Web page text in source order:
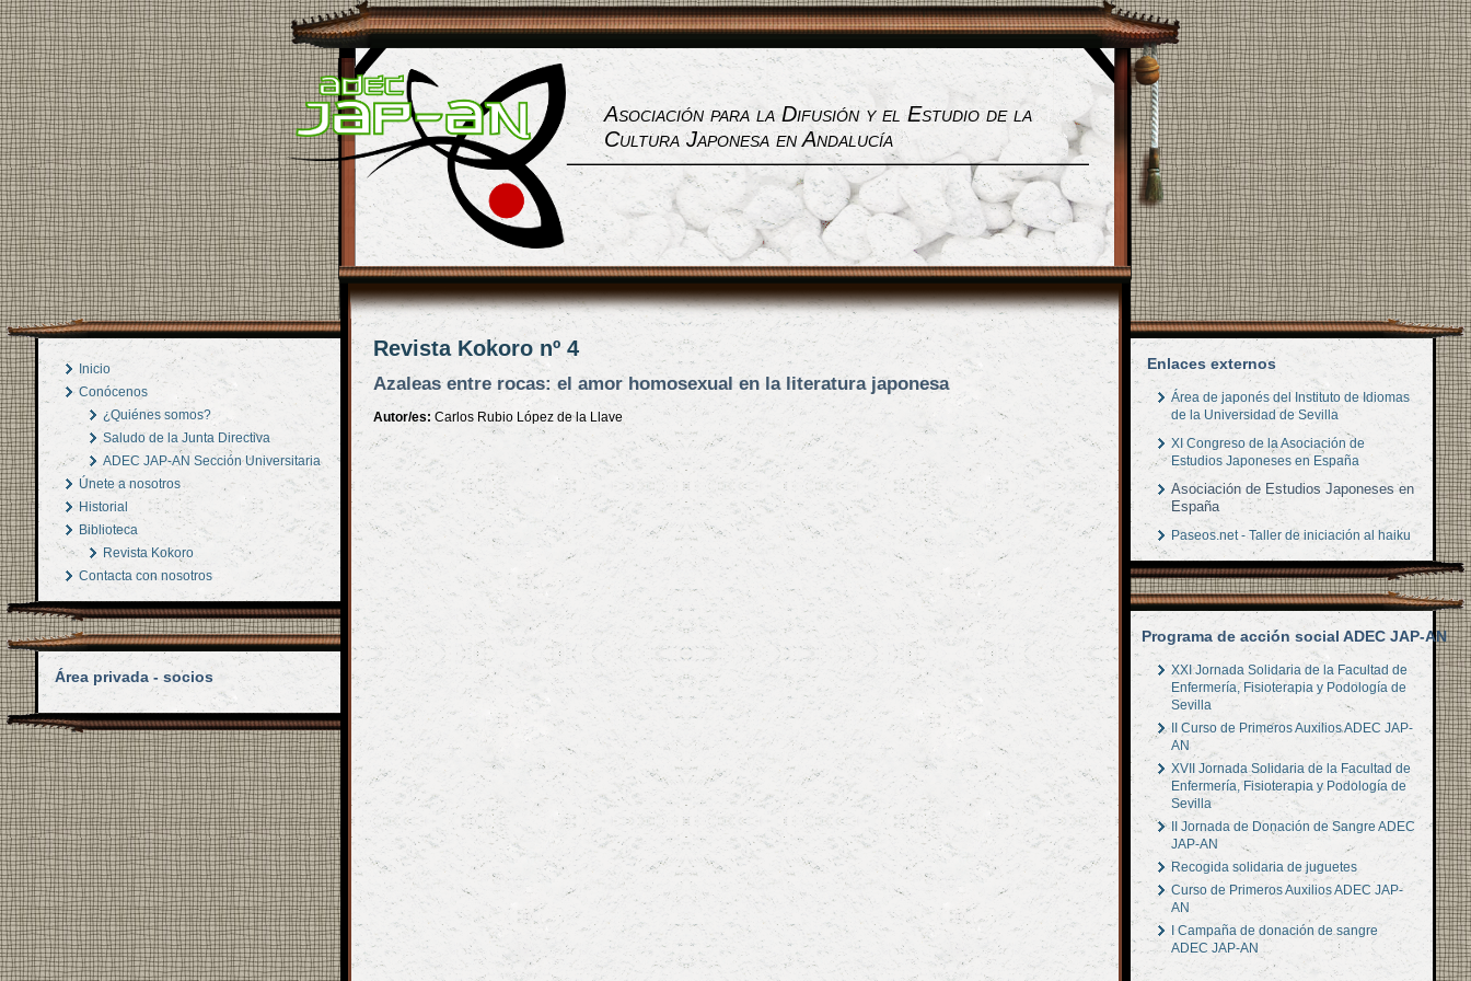
Asociación para la Difusión y el Estudio de la
Cultura Japonesa en Andalucía
Inicio
Conócenos
¿Quiénes somos?
Saludo de la Junta Directiva
ADEC JAP-AN Sección Universitaria
Únete a nosotros
Historial
Biblioteca
Revista Kokoro
Contacta con nosotros
Área privada - socios
Revista Kokoro nº 4
Azaleas entre rocas: el amor homosexual en la literatura japonesa
Autor/es: Carlos Rubio López de la Llave
Enlaces externos
Área de japonés del Instituto de Idiomas
de la Universidad de Sevilla
XI Congreso de la Asociación de
Estudios Japoneses en España
Asociación de Estudios Japoneses en
España
Paseos.net - Taller de iniciación al haiku
Programa de acción social ADEC JAP-AN
XXI Jornada Solidaria de la Facultad de
Enfermería, Fisioterapia y Podología de
Sevilla
II Curso de Primeros Auxilios ADEC JAP-
AN
XVII Jornada Solidaria de la Facultad de
Enfermería, Fisioterapia y Podología de
Sevilla
II Jornada de Donación de Sangre ADEC
JAP-AN
Recogida solidaria de juguetes
Curso de Primeros Auxilios ADEC JAP-
AN
I Campaña de donación de sangre
ADEC JAP-AN